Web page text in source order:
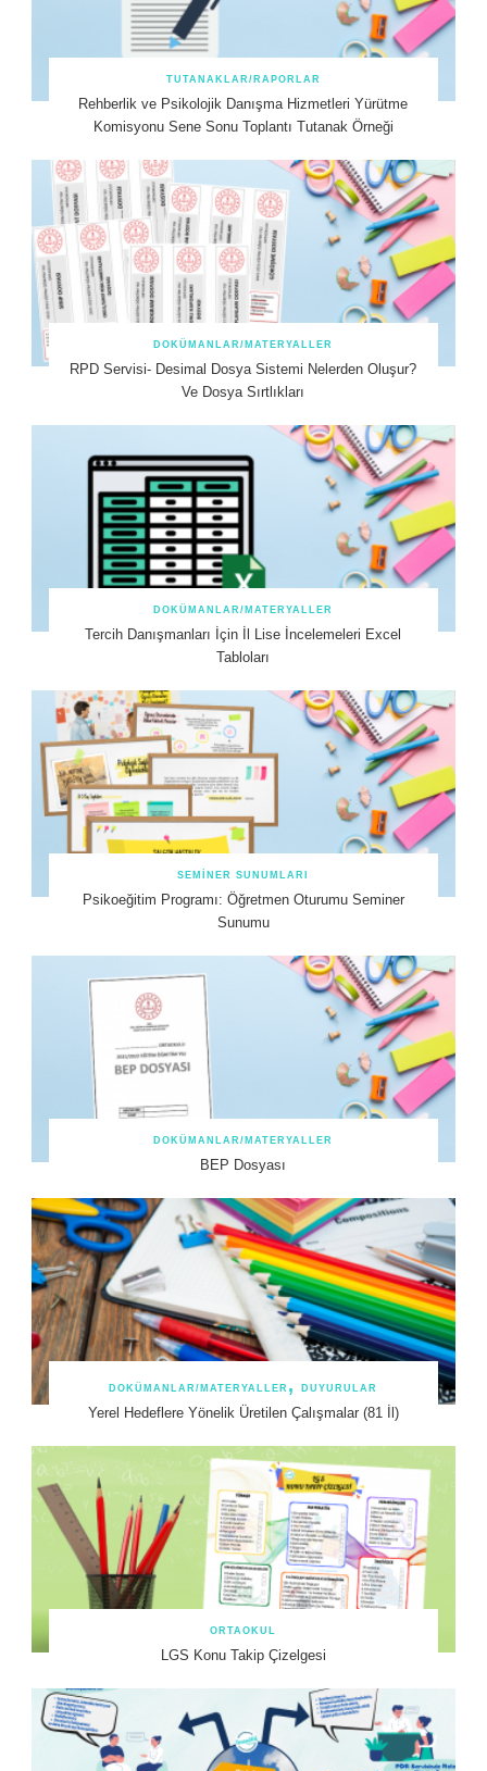
TUTANAKLAR/RAPORLAR
Rehberlik ve Psikolojik Danışma Hizmetleri Yürütme
Komisyonu Sene Sonu Toplantı Tutanak Örneği
DOKÜMANLAR/MATERYALLER
RPD Servisi- Desimal Dosya Sistemi Nelerden Oluşur?
Ve Dosya Sırtlıkları
DOKÜMANLAR/MATERYALLER
Tercih Danışmanları İçin İl Lise İncelemeleri Excel
Tabloları
SEMINER SUNUMLARI
Psikoeğitim Programı: Öğretmen Oturumu Seminer
Sunumu
DOKÜMANLAR/MATERYALLER
BEP Dosyası
DOKÜMANLAR/MATERYALLER DUYURULAR
Yerel Hedeflere Yönelik Üretilen Çalışmalar (81 İl)
ORTAOKUL
LGS Konu Takip Çizelgesi